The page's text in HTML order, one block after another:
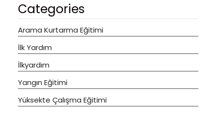
Categories
Arama Kurtarma Eğitimi
İlk Yardım
İlkyardım
Yangın Eğitimi
Yüksekte Çalışma Eğitimi